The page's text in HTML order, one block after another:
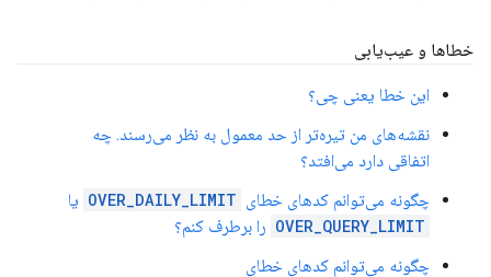
خطاها و عیب‌یابی
این خطا یعنی چی؟
نقشه‌های من تیره‌تر از حد معمول به نظر می‌رسند. چه
اتفاقی دارد می‌افتد؟
چگونه می‌توانم کدهای خطای OVER_DAILY_LIMIT یا
OVER_QUERY_LIMIT را برطرف کنم؟
چگونه می‌توانم کدهای خطای